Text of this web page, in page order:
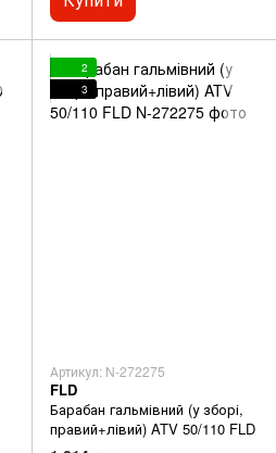
2
3
Артикул: N-272275
FLD
Барабан гальмівний (у зборі,
правий+лівий) ATV 50/110 FLD